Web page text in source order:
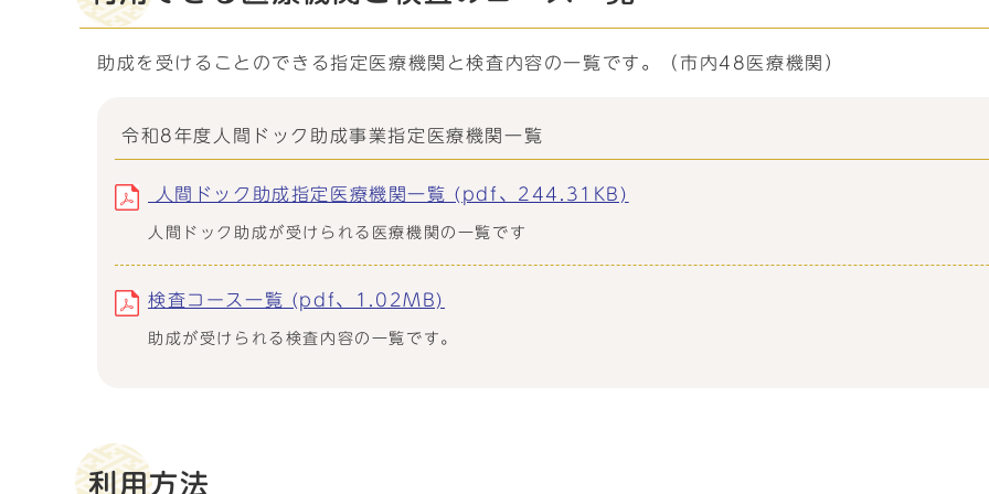
助成を受けることのできる指定医療機関と検査内容の一覧です。（市内48医療機関）
令和8年度人間ドック助成事業指定医療機関一覧
人間ドック助成指定医療機関一覧 (pdf、244.31KB)
人間ドック助成が受けられる医療機関の一覧です
検査コース一覧 (pdf、1.02MB)
助成が受けられる検査内容の一覧です。
利用方法